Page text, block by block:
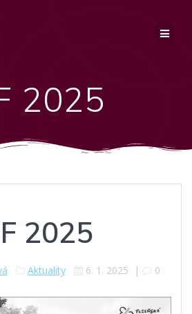
2025
2025
Aktuality 6. 1. 2025 | 0